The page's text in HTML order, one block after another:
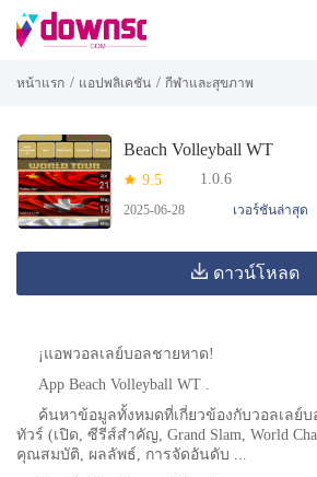
หน้าแรก / แอปพลิเคชัน / กีฬาและสุขภาพ
Beach Volleyball WT
9.5 1.0.6
2025-06-28 เวอร์ชันล่าสุด
ดาวน์โหลด
¡แอพวอลเลย์บอลชายหาด!
App Beach Volleyball WT .
ค้นหาข้อมูลทั้งหมดที่เกี่ยวข้องกับวอลเลย์
ทัวร์ (เปิด, ซีรีส์สำคัญ, Grand Slam, World
คุณสมบัติ, ผลลัพธ์, การจัดอันดับ ...